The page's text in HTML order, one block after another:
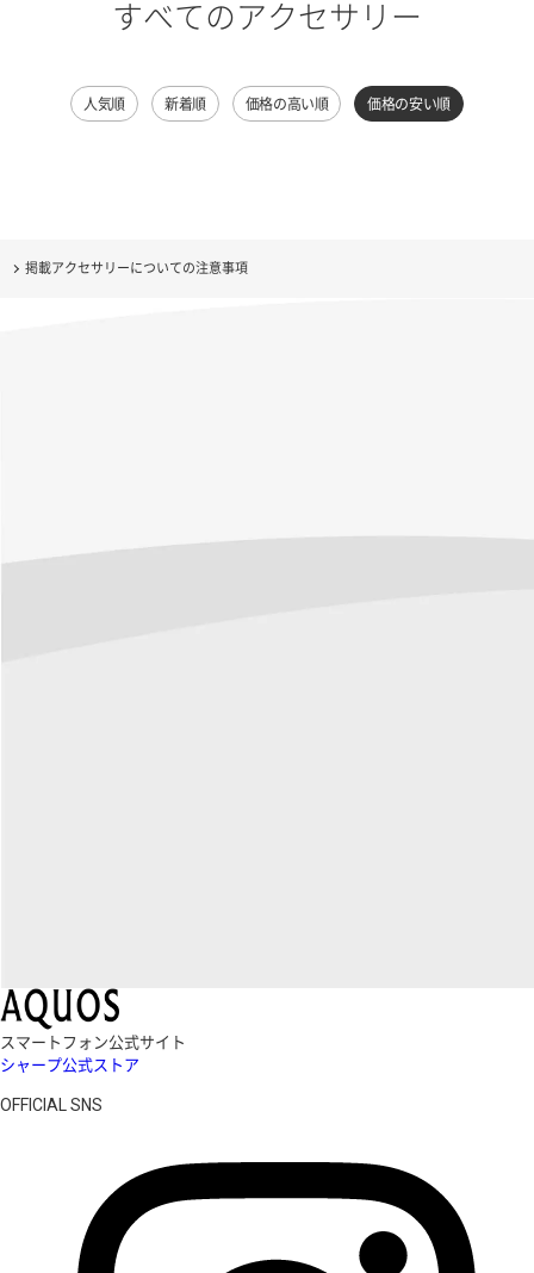
すべてのアクセサリー
人気順 新着順 価格の高い順 価格の安い順
掲載アクセサリーについての注意事項
スマートフォン公式サイト
シャープ公式ストア
OFFICIAL SNS